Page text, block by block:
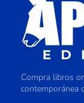
Compra libros
contemporánea